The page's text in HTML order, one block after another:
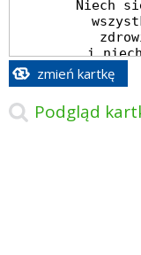
zmień kartkę
Podgląd